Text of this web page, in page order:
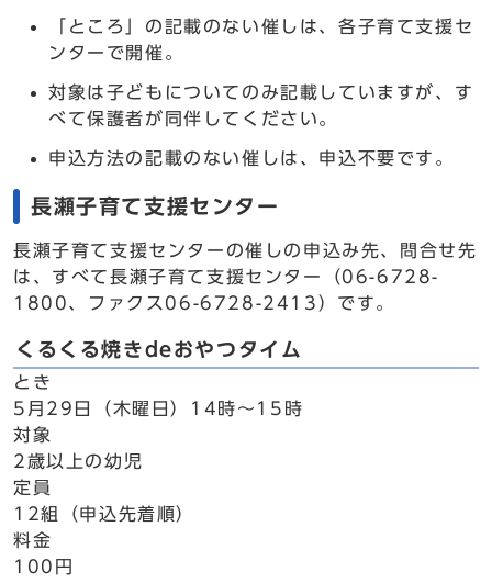
「ところ」の記載のない催しは、各子育て支援セ
ンターで開催。
対象は子どもについてのみ記載していますが、す
べて保護者が同伴してください。
申込方法の記載のない催しは、申込不要です。
長瀬子育て支援センター
長瀬子育て支援センターの催しの申込み先、問合せ先
は、すべて長瀬子育て支援センター（06-6728-
1800、ファクス06-6728-2413）です。
くるくる焼きdeおやつタイム
とき
5月29日（木曜日）14時～15時
対象
2歳以上の幼児
定員
12組（申込先着順）
料金
100円